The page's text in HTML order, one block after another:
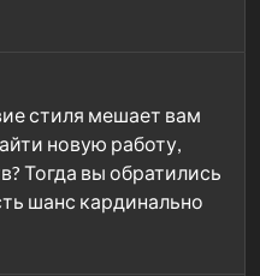
стиля мешает вам
новую работу,
Тогда вы обратились
шанс кардинально